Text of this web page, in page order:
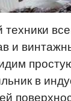
техники
и
в